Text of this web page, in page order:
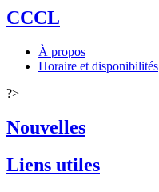
CCCL
À propos
Horaire et disponibilités
?>
Nouvelles
Liens utiles